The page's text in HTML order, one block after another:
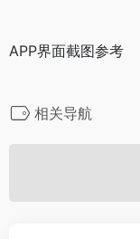
APP界面截图参考
相关导航